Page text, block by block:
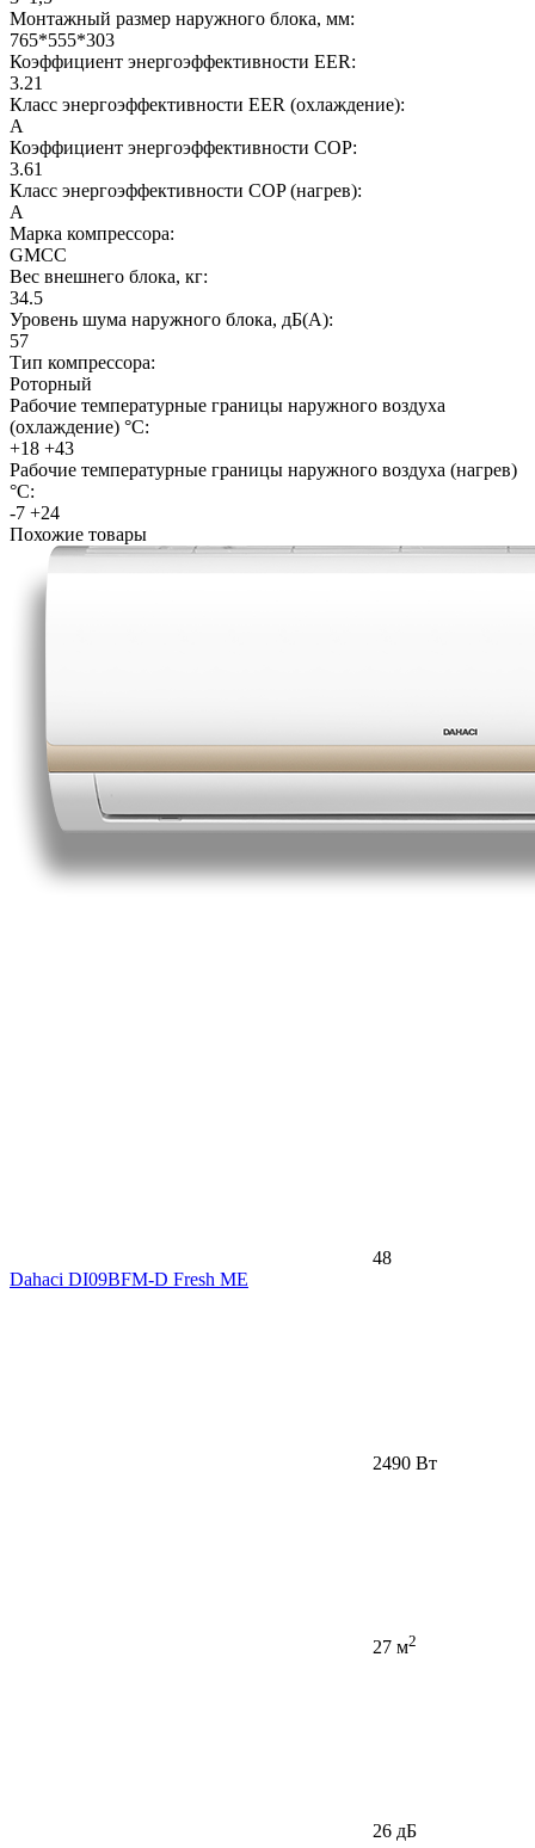
Монтажный размер наружного блока, мм:
765*555*303
Коэффициент энергоэффективности EER:
3.21
Класс энергоэффективности EER (охлаждение):
A
Коэффициент энергоэффективности COP:
3.61
Класс энергоэффективности COP (нагрев):
A
Марка компрессора:
GMCC
Вес внешнего блока, кг:
34.5
Уровень шума наружного блока, дБ(А):
57
Тип компрессора:
Роторный
Рабочие температурные границы наружного воздуха
(охлаждение) °C:
+18 +43
Рабочие температурные границы наружного воздуха (нагрев)
°C:
-7 +24
Похожие товары
48
Dahaci DI09BFM-D Fresh ME
2490 Вт
27 м2
26 дБ